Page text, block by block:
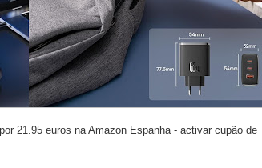
21.95 euros na Amazon Espanha - activar cupão de